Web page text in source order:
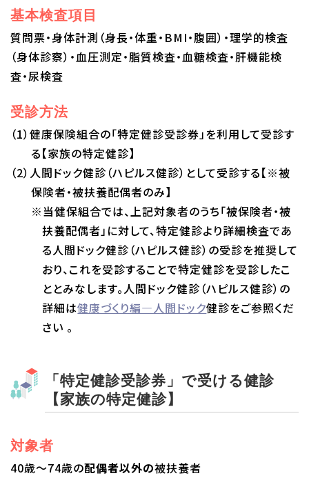
基本検査項目
質問票・身体計測（身長・体重・BMI・腹囲）・理学的検査
（身体診察）・血圧測定・脂質検査・血糖検査・肝機能検
査・尿検査
受診方法
（1）健康保険組合の「特定健診受診券」を利用して受診す
る【家族の特定健診】
（2）人間ドック健診（ハピルス健診）として受診する【※被
保険者・被扶養配偶者のみ】
※当健保組合では、上記対象者のうち「被保険者・被
扶養配偶者」に対して、特定健診より詳細検査であ
る人間ドック健診（ハピルス健診）の受診を推奨して
おり、これを受診することで特定健診を受診したこ
ととみなします。人間ドック健診（ハピルス健診）の
詳細は健康づくり編―人間ドック健診をご参照くだ
さい 。
「特定健診受診券」で受ける健診
【家族の特定健診】
対象者
40歳～74歳の配偶者以外の被扶養者